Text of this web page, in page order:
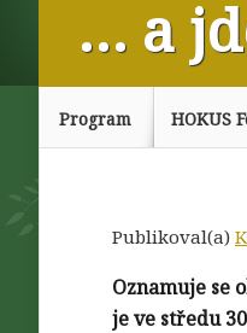
… a
Program HOKUS
Publikoval(a)
Oznamuje se
je ve středu